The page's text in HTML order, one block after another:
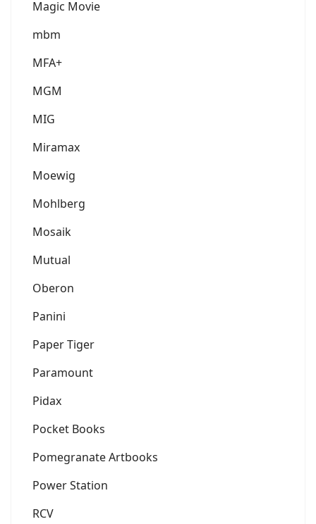
Magic Movie
mbm
MFA+
MGM
MIG
Miramax
Moewig
Mohlberg
Mosaik
Mutual
Oberon
Panini
Paper Tiger
Paramount
Pidax
Pocket Books
Pomegranate Artbooks
Power Station
RCV